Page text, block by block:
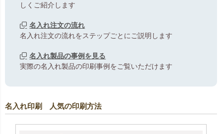
しくご紹介します
名入れ注文の流れ
名入れ注文の流れをステップごとにご説明します
名入れ製品の事例を見る
実際の名入れ製品の印刷事例をご覧いただけます
名入れ印刷 人気の印刷方法